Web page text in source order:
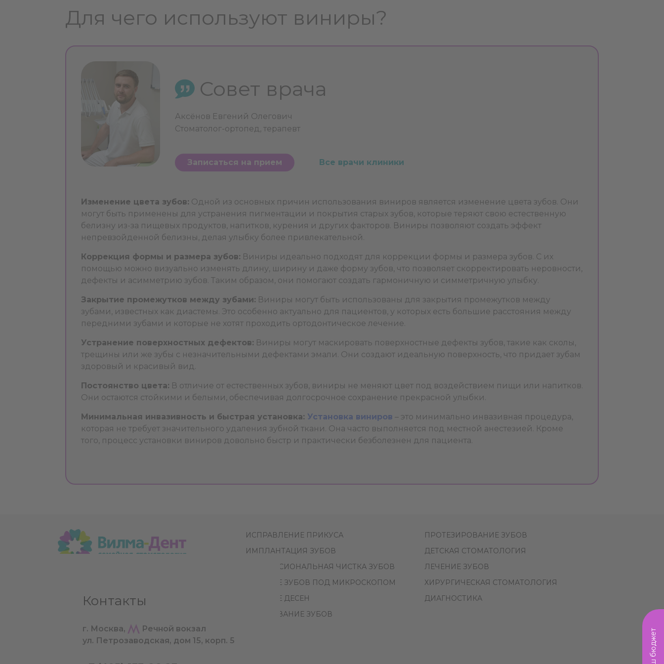
Для чего используют виниры?
Совет врача
Аксёнов Евгений Олегович
Стоматолог-ортопед, терапевт
Записаться на прием Все врачи клиники
Изменение цвета зубов: Одной из основных причин использования виниров является изменение цвета зубов. Они
могут быть применены для устранения пигментации и покрытия старых зубов, которые теряют свою естественную
белизну из-за пищевых продуктов, напитков, курения и других факторов. Виниры позволяют создать эффект
непревзойденной белизны, делая улыбку более привлекательной.
Коррекция формы и размера зубов: Виниры идеально подходят для коррекции формы и размера зубов. С их
помощью можно визуально изменять длину, ширину и даже форму зубов, что позволяет скорректировать неровности,
дефекты и асимметрию зубов. Таким образом, они помогают создать гармоничную и симметричную улыбку.
Закрытие промежутков между зубами: Виниры могут быть использованы для закрытия промежутков между
зубами, известных как диастемы. Это особенно актуально для пациентов, у которых есть большие расстояния между
передними зубами и которые не хотят проходить ортодонтическое лечение.
Устранение поверхностных дефектов: Виниры могут маскировать поверхностные дефекты зубов, такие как сколы,
трещины или же зубы с незначительными дефектами эмали. Они создают идеальную поверхность, что придает зубам
здоровый и красивый вид.
Постоянство цвета: В отличие от естественных зубов, виниры не меняют цвет под воздействием пищи или напитков.
Они остаются стойкими и белыми, обеспечивая долгосрочное сохранение прекрасной улыбки.
Минимальная инвазивность и быстрая установка: Установка виниров – это минимально инвазивная процедура,
которая не требует значительного удаления зубной ткани. Она часто выполняется под местной анестезией. Кроме
того, процесс установки виниров довольно быстр и практически безболезнен для пациента.
Контакты
г. Москва,
Речной вокзал
ул. Петрозаводская, дом 15, корп. 5
ИСПРАВЛЕНИЕ ПРИКУСА
ПРОТЕЗИРОВАНИЕ ЗУБОВ
ИМПЛАНТАЦИЯ ЗУБОВ
ДЕТСКАЯ СТОМАТОЛОГИЯ
ПРОФЕССИОНАЛЬНАЯ ЧИСТКА ЗУБОВ
ЛЕЧЕНИЕ ЗУБОВ
ЛЕЧЕНИЕ ЗУБОВ ПОД МИКРОСКОПОМ
ХИРУРГИЧЕСКАЯ СТОМАТОЛОГИЯ
ЛЕЧЕНИЕ ДЕСЕН
ДИАГНОСТИКА
ОТБЕЛИВАНИЕ ЗУБОВ
2015-2026 © ВилмаДент